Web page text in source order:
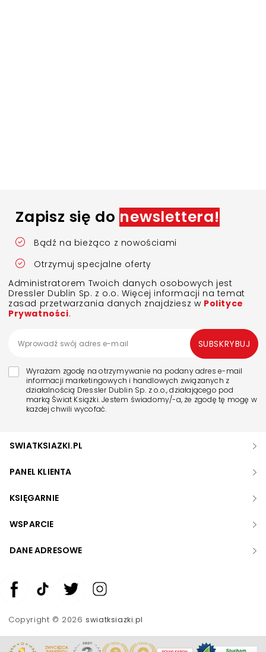
Zapisz się do newslettera!
Bądź na bieżąco z nowościami
Otrzymuj specjalne oferty
Administratorem Twoich danych osobowych jest
Dressler Dublin Sp. z o.o. Więcej informacji na temat
zasad przetwarzania danych znajdziesz w Polityce
Prywatności.
Wyrażam zgodę na otrzymywanie na podany adres e-mail
informacji marketingowych i handlowych związanych z
działalnością Dressler Dublin Sp. z o.o., działającego pod
marką Świat Książki. Jestem świadomy/-a, że zgodę tę mogę w
każdej chwili wycofać.
SUBSKRYBUJ
SWIATKSIAZKI.PL
PANEL KLIENTA
KSIĘGARNIE
WSPARCIE
DANE ADRESOWE
Copyright © 2026swiatksiazki.pl
Zwiększ rozmiar czcionki